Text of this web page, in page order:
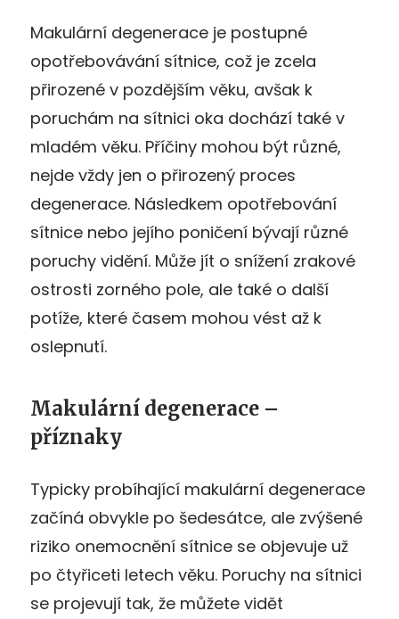
Makulární degenerace je postupné
opotřebovávání sítnice, což je zcela
přirozené v pozdějším věku, avšak k
poruchám na sítnici oka dochází také v
mladém věku. Příčiny mohou být různé,
nejde vždy jen o přirozený proces
degenerace. Následkem opotřebování
sítnice nebo jejího poničení bývají různé
poruchy vidění. Může jít o snížení zrakové
ostrosti zorného pole, ale také o další
potíže, které časem mohou vést až k
oslepnutí.
Makulární degenerace –
příznaky
Typicky probíhající makulární degenerace
začíná obvykle po šedesátce, ale zvýšené
riziko onemocnění sítnice se objevuje už
po čtyřiceti letech věku. Poruchy na sítnici
se projevují tak, že můžete vidět